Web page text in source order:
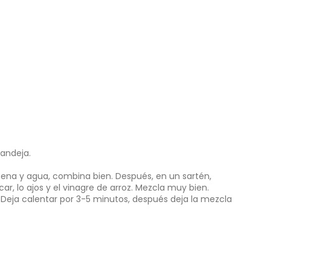
y agua, combina bien. Después, en un sartén,
lo ajos y el vinagre de arroz. Mezcla muy bien.
calentar por 3-5 minutos, después deja la mezcla